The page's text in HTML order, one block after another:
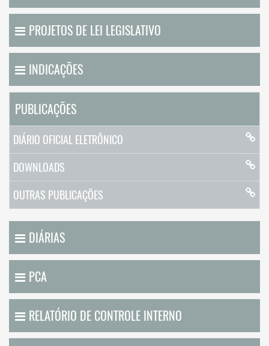
PROJETOS DE LEI LEGISLATIVO
INDICAÇÕES
PUBLICAÇÕES
DIÁRIO OFICIAL ELETRÔNICO
DOWNLOADS
OUTRAS PUBLICAÇÕES
DIÁRIAS
PCA
RELATÓRIO DE CONTROLE INTERNO